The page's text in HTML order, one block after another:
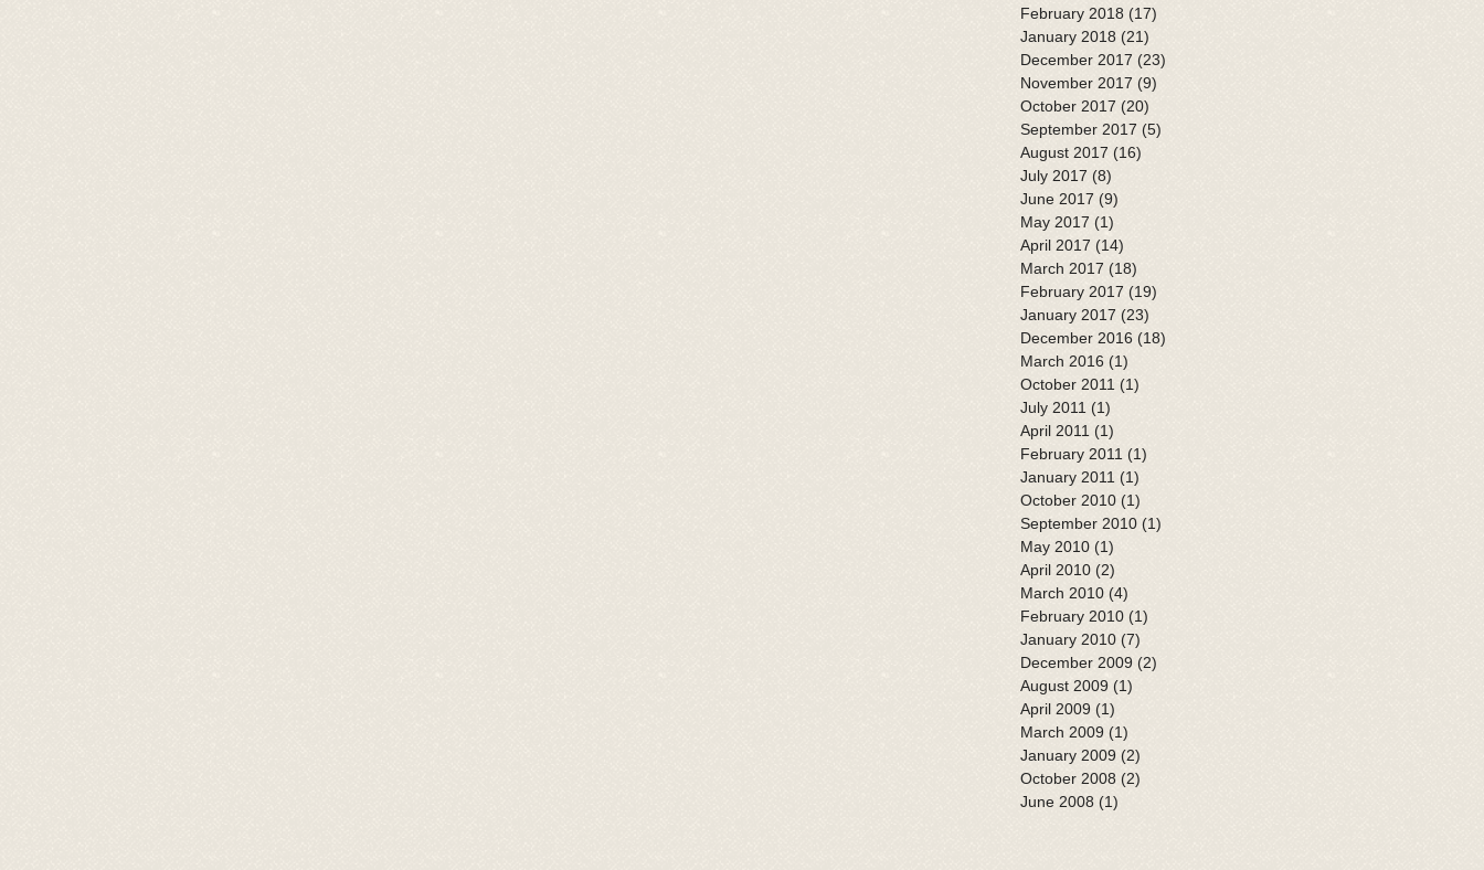
February 2018 (17)
January 2018 (21)
December 2017 (23)
November 2017 (9)
October 2017 (20)
September 2017 (5)
August 2017 (16)
July 2017 (8)
June 2017 (9)
May 2017 (1)
April 2017 (14)
March 2017 (18)
February 2017 (19)
January 2017 (23)
December 2016 (18)
March 2016 (1)
October 2011 (1)
July 2011 (1)
April 2011 (1)
February 2011 (1)
January 2011 (1)
October 2010 (1)
September 2010 (1)
May 2010 (1)
April 2010 (2)
March 2010 (4)
February 2010 (1)
January 2010 (7)
December 2009 (2)
August 2009 (1)
April 2009 (1)
March 2009 (1)
January 2009 (2)
October 2008 (2)
June 2008 (1)